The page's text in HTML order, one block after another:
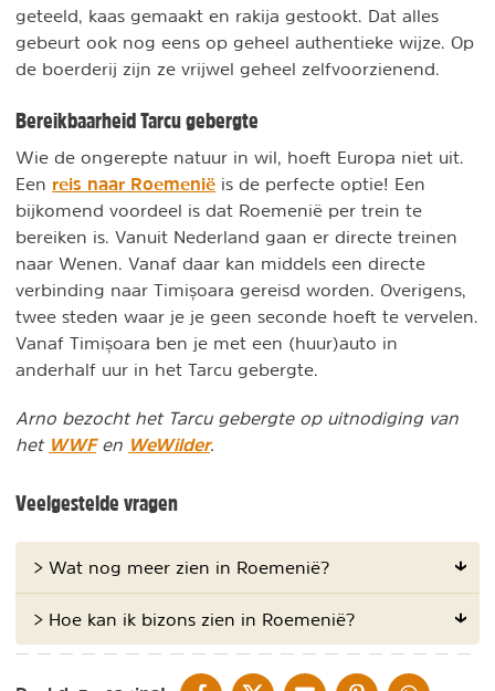
geteeld, kaas gemaakt en rakija gestookt. Dat alles
gebeurt ook nog eens op geheel authentieke wijze. Op
de boerderij zijn ze vrijwel geheel zelfvoorzienend.
Bereikbaarheid Tarcu gebergte
Wie de ongerepte natuur in wil, hoeft Europa niet uit.
Een reis naar Roemenië is de perfecte optie! Een
bijkomend voordeel is dat Roemenië per trein te
bereiken is. Vanuit Nederland gaan er directe treinen
naar Wenen. Vanaf daar kan middels een directe
verbinding naar Timișoara gereisd worden. Overigens,
twee steden waar je je geen seconde hoeft te vervelen.
Vanaf Timișoara ben je met een (huur)auto in
anderhalf uur in het Tarcu gebergte.
Arno bezocht het Tarcu gebergte op uitnodiging van
het WWFen WeWilder.
Veelgestelde vragen
> Wat nog meer zien in Roemenië?
> Hoe kan ik bizons zien in Roemenië?